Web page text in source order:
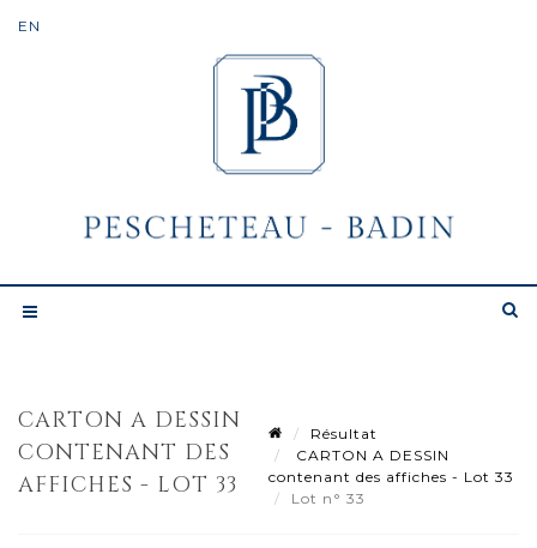
CARTON A DESSIN
CONTENANT DES
AFFICHES - LOT 33
Résultat
CARTON A DESSIN
contenant des affiches - Lot 33
Lot n° 33